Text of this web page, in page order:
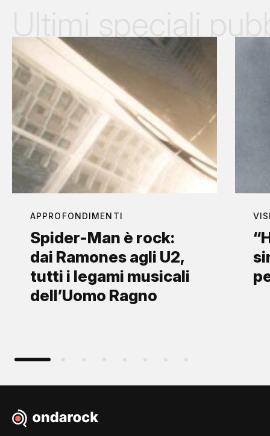
APPROFONDIMENTI
Spider-Man è rock:
dai Ramones agli U2,
tutti i legami musicali
dell’Uomo Ragno